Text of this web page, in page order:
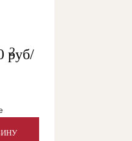
руб/
2